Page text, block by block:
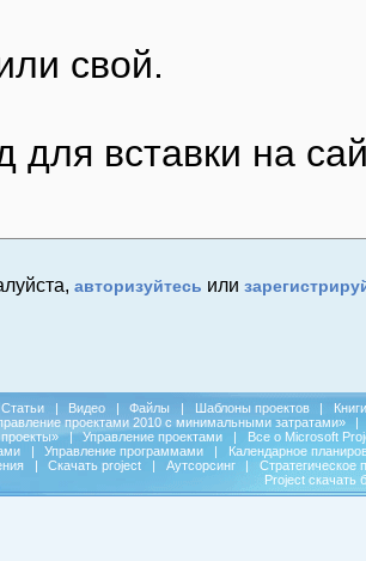
свой.
для вставки на
авторизуйтесь или
Статьи Видео Файлы Шаблоны проектов
Книги
проектами 2010 с минимальными затратами»
| Управление проектами
Все о Microsoft
Управление программами
Календарное
Скачать project Аутсорсинг
Стратегическое
Project скачать